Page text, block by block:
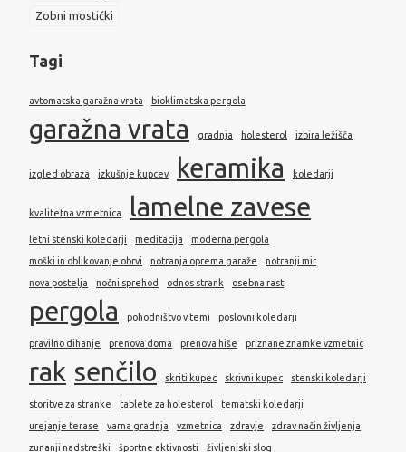
Zobni mostički
Tagi
avtomatska garažna vrata bioklimatska pergola
garažna vrata gradnja holesterol izbira ležišča
izgled obraza izkušnje kupcev keramika koledarji
kvalitetna vzmetnica lamelne zavese
letni stenski koledarji meditacija
moderna pergola
moški in oblikovanje obrvi
notranja oprema garaže
notranji mir
nova postelja
nočni sprehod odnos strank osebna rast
pergola pohodništvo v temi poslovni koledarji
pravilno dihanje prenova doma prenova hiše priznane znamke vzmetnic
rak senčilo skriti kupec skrivni kupec stenski koledarji
storitve za stranke tablete za holesterol
tematski koledarji
urejanje terase
varna gradnja vzmetnica zdravje
zdrav način življenja
zunanji nadstreški
športne aktivnosti življenjski slog